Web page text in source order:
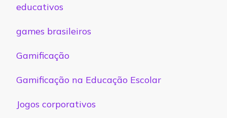
educativos
games brasileiros
Gamificação
Gamificação na Educação Escolar
Jogos corporativos